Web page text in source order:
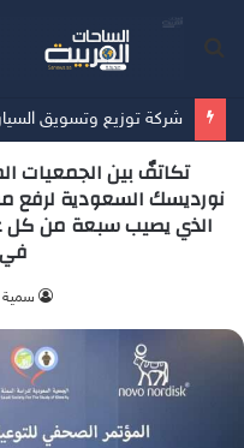
تكاتفٌ بين الجمعيات
نورديسك السعودية لرفع
الذي يصيب سبعة من كل
سمية